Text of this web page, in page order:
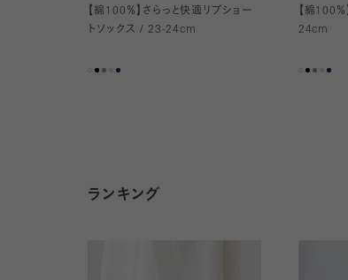
【綿100％】さらっと快適リブショー
トソックス / 23-24cm
【綿100
24cm
ランキング